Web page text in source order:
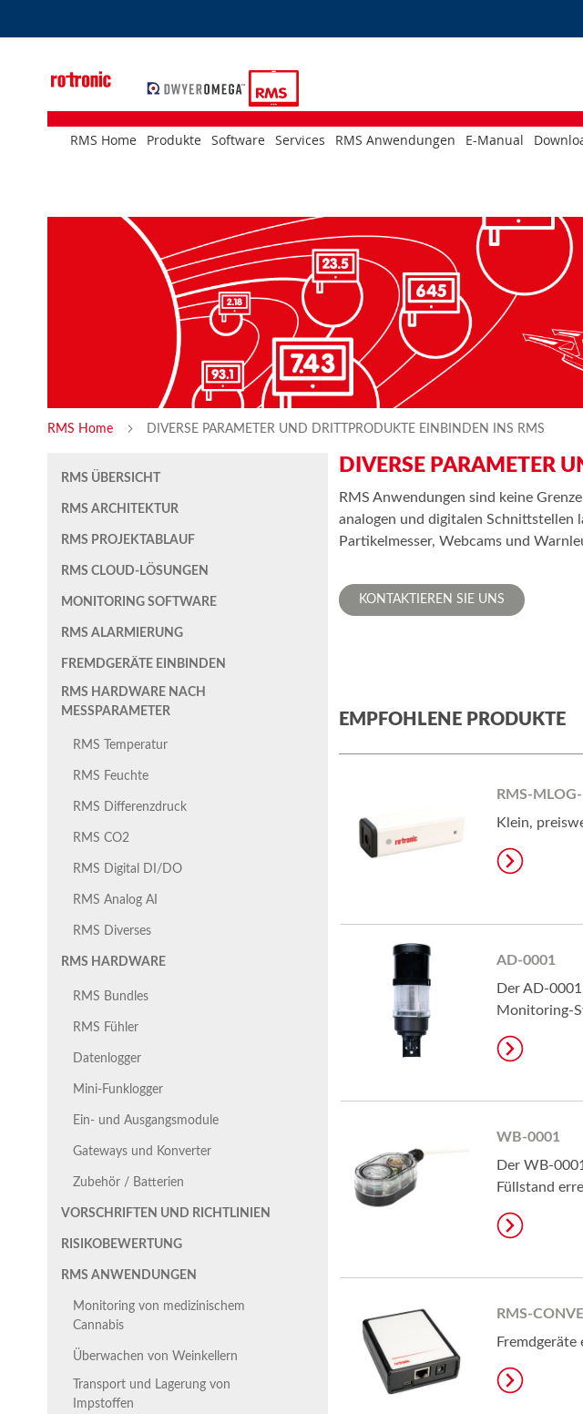
to
RMS Home Produkte Software Services RMS Anwendungen E-Manual
RMS Home DIVERSE PARAMETER UND DRITTPRODUKTE EINBINDEN INS RMS
RMS ÜBERSICHT
RMS ARCHITEKTUR
RMS PROJEKTABLAUF
RMS CLOUD-LÖSUNGEN
MONITORING SOFTWARE
RMS ALARMIERUNG
FREMDGERÄTE EINBINDEN
RMS HARDWARE NACH
MESSPARAMETER
RMS Temperatur
RMS Feuchte
RMS Differenzdruck
RMS CO2
RMS Digital DI/DO
RMS Analog AI
RMS Diverses
RMS HARDWARE
RMS Bundles
RMS Fühler
Datenlogger
Mini-Funklogger
Ein- und Ausgangsmodule
Gateways und Konverter
Zubehör / Batterien
VORSCHRIFTEN UND RICHTLINIEN
RISIKOBEWERTUNG
RMS ANWENDUNGEN
Monitoring von medizinischem
Cannabis
Überwachen von Weinkellern
Transport und Lagerung von
Impstoffen
DIVERSE PARAMETER
RMS Anwendungen sind keine
analogen und digitalen Schnittstellen
Partikelmesser, Webcams und
KONTAKTIEREN SIE UNS
EMPFOHLENE PRODUKTE
RMS-
Klein,
AD-0001
Der AD-
Monitoring-
WB-0001
Der WB-
Füllstand
RMS-